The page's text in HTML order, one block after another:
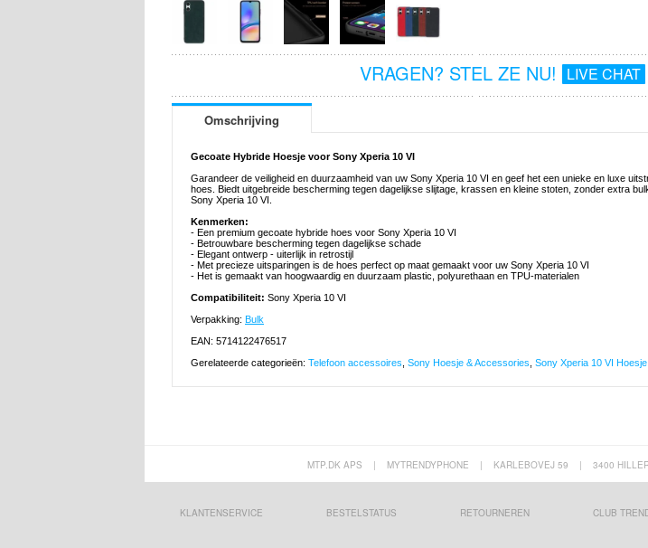
VRAGEN? STEL ZE NU! LIVE CHAT
Omschrijving
Gecoate Hybride Hoesje voor Sony Xperia 10 VI
Garandeer de veiligheid en duurzaamheid van uw Sony Xperia 10 VI en geef het een unieke en luxe
hoes. Biedt uitgebreide bescherming tegen dagelijkse slijtage, krassen en kleine stoten, zonder extra
Sony Xperia 10 VI.
Kenmerken:
- Een premium gecoate hybride hoes voor Sony Xperia 10 VI
- Betrouwbare bescherming tegen dagelijkse schade
- Elegant ontwerp - uiterlijk in retrostijl
- Met precieze uitsparingen is de hoes perfect op maat gemaakt voor uw Sony Xperia 10 VI
- Het is gemaakt van hoogwaardig en duurzaam plastic, polyurethaan en TPU-materialen
Compatibiliteit: Sony Xperia 10 VI
Verpakking: Bulk
EAN: 5714122476517
Gerelateerde categorieën: Telefoon accessoires Sony Hoesje & Accessories Sony Xperia 10 VI
MTP.DK APS | MYTRENDYPHONE | KARLEBOVEJ 59 | 3400
KLANTENSERVICE BESTELSTATUS RETOURNEREN CLUB